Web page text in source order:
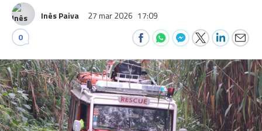
Inês Paiva 27 mar 2026 17:09
0